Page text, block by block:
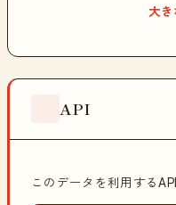
大
API
このデータを利用する